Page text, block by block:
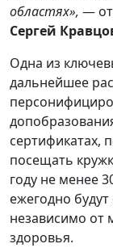
областях», —
Сергей
Одна из
дальнейшее
сертификатах,
посещать
году не менее
ежегодно
независимо от
здоровья.